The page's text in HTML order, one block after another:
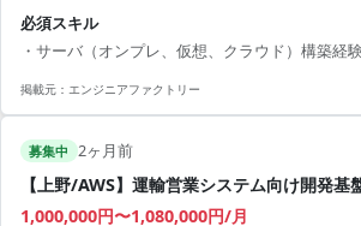
VMware ・クラウド：AWS ・ネットワーク：
必須スキル
・サーバ（オンプレ、仮想、クラウド）構築経
掲載元： エンジニアファクトリー
募集中 2ヶ月前
【上野/AWS】運輸営業システム向け開発基
1,000,000円〜1,080,000円/月